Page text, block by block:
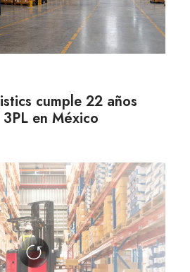
cumple 22 años
en México